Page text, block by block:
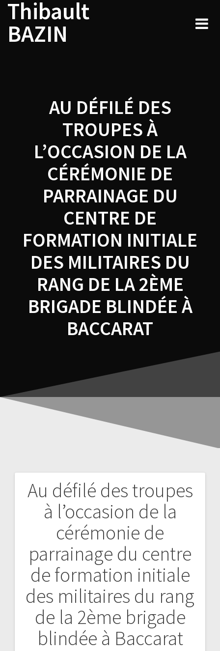
Skip
content
Thibault
BAZIN
AU DÉFILÉ DES
TROUPES À
L’OCCASION DE LA
CÉRÉMONIE DE
PARRAINAGE DU
CENTRE DE
FORMATION INITIALE
DES MILITAIRES DU
RANG DE LA 2ÈME
BRIGADE BLINDÉE À
BACCARAT
Au défilé des troupes
à l’occasion de la
cérémonie de
parrainage du centre
de formation initiale
des militaires du rang
de la 2ème brigade
blindée à Baccarat
Navigation
de